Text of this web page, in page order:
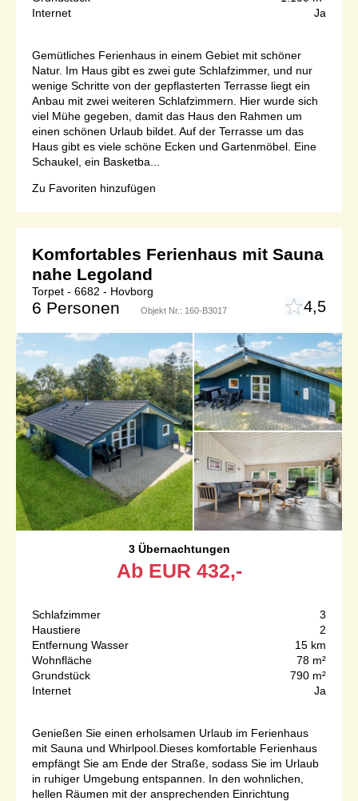
Internet
Ja
Gemütliches Ferienhaus in einem Gebiet mit schöner
Natur. Im Haus gibt es zwei gute Schlafzimmer, und nur
wenige Schritte von der gepflasterten Terrasse liegt ein
Anbau mit zwei weiteren Schlafzimmern. Hier wurde sich
viel Mühe gegeben, damit das Haus den Rahmen um
einen schönen Urlaub bildet. Auf der Terrasse um das
Haus gibt es viele schöne Ecken und Gartenmöbel. Eine
Schaukel, ein Basketba...
Zu Favoriten hinzufügen
Komfortables Ferienhaus mit Sauna
nahe Legoland
Torpet - 6682 - Hovborg
6 Personen Objekt Nr.: 160-B3017 4,5
3 Übernachtungen
Ab EUR 432,-
Schlafzimmer
3
Haustiere
2
Entfernung Wasser
15 km
Wohnfläche
78 m²
Grundstück
790 m²
Internet
Ja
Genießen Sie einen erholsamen Urlaub im Ferienhaus
mit Sauna und Whirlpool.Dieses komfortable Ferienhaus
empfängt Sie am Ende der Straße, sodass Sie im Urlaub
in ruhiger Umgebung entspannen. In den wohnlichen,
hellen Räumen mit der ansprechenden Einrichtung